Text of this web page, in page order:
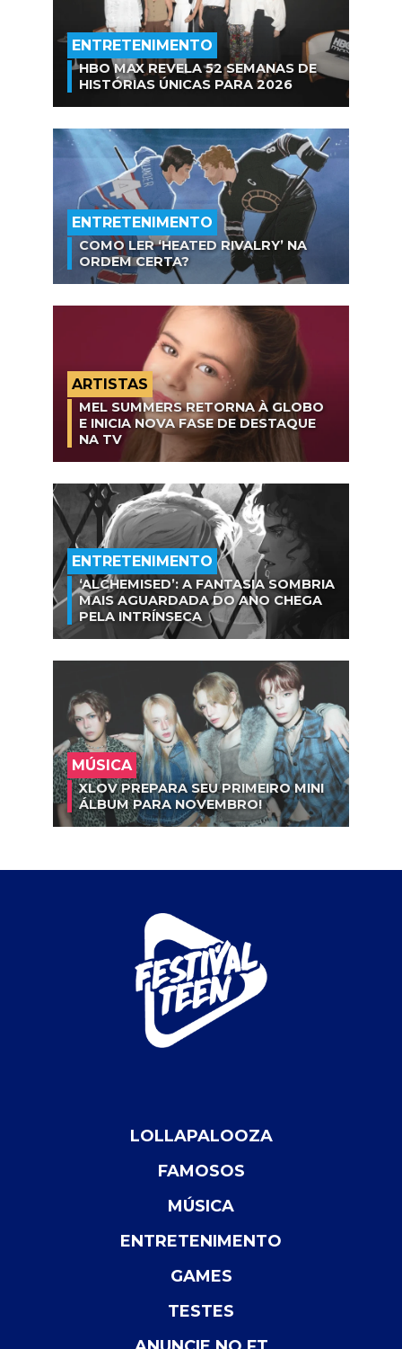
ENTRETENIMENTO
HBO MAX REVELA 52 SEMANAS DE
HISTÓRIAS ÚNICAS PARA 2026
ENTRETENIMENTO
COMO LER ‘HEATED RIVALRY’ NA
ORDEM CERTA?
ARTISTAS
MEL SUMMERS RETORNA À GLOBO
E INICIA NOVA FASE DE DESTAQUE
NA TV
ENTRETENIMENTO
‘ALCHEMISED’: A FANTASIA SOMBRIA
MAIS AGUARDADA DO ANO CHEGA
PELA INTRÍNSECA
MÚSICA
XLOV PREPARA SEU PRIMEIRO MINI
ÁLBUM PARA NOVEMBRO!
LOLLAPALOOZA
FAMOSOS
MÚSICA
ENTRETENIMENTO
GAMES
TESTES